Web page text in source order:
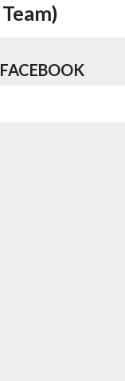
Team)
FACEBOOK